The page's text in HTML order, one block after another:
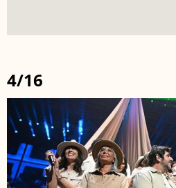
4/16